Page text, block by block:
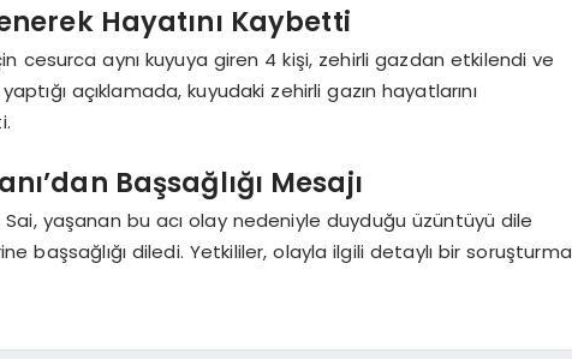
Hayatını Kaybetti
cesurca aynı kuyuya giren 4 kişi, zehirli gazdan etkilendi ve
açıklamada, kuyudaki zehirli gazın hayatlarını
Başsağlığı Mesajı
yaşanan bu acı olay nedeniyle duyduğu üzüntüyü dile
başsağlığı diledi. Yetkililer, olayla ilgili detaylı bir soruşturma